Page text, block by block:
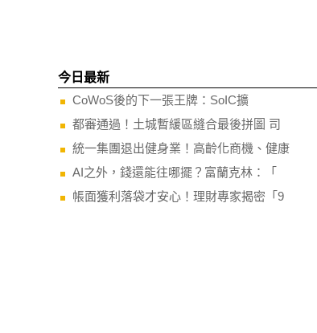
今日最新
CoWoS後的下一張王牌：SoIC擴
都審通過！土城暫緩區縫合最後拼圖 司
統一集團退出健身業！高齡化商機、健康
AI之外，錢還能往哪擺？富蘭克林：「
帳面獲利落袋才安心！理財專家揭密「9